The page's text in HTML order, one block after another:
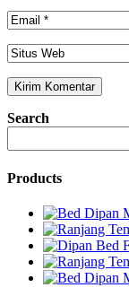
Search
Products